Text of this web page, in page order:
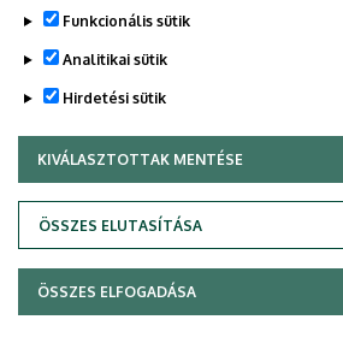
Adatvédelem
Copyright © 2026 Unideb
Funkcionális sütik
Analitikai sütik
Hirdetési sütik
KIVÁLASZTOTTAK MENTÉSE
ÖSSZES ELUTASÍTÁSA
WITHDRAW CONSENT
ÖSSZES ELFOGADÁSA